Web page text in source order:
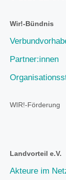
Wir!-Bündnis
Partner:innen
WIR!-Förderung
Landvorteil e.V.
Akteure im